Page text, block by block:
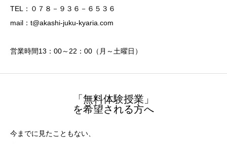
TEL：０７８－９３６－６５３６
mail：t@akashi-juku-kyaria.com
営業時間13：00～22：00（月～土曜日）
「無料体験授業」
を希望される方へ
今までに見たこともない、